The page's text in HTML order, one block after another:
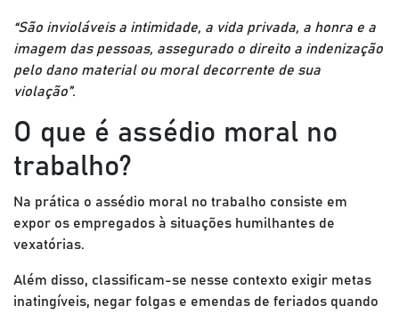
“São invioláveis a intimidade, a vida privada, a honra e a
imagem das pessoas, assegurado o direito a indenização
pelo dano material ou moral decorrente de sua
violação”.
O que é assédio moral no
trabalho?
Na prática o assédio moral no trabalho consiste em
expor os empregados à situações humilhantes de
vexatórias.
Além disso, classificam-se nesse contexto exigir metas
inatingíveis, negar folgas e emendas de feriados quando